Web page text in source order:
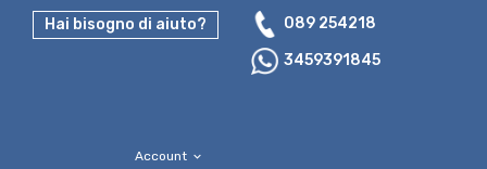
Hai bisogno di aiuto?
089 254218
3459391845
Account expand_more